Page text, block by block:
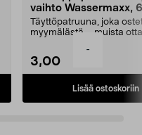
-
vaihto Wassermaxx,
Täyttöpatruuna, joka
myymälästä – muista
3,00
Lisää ostoskoriin